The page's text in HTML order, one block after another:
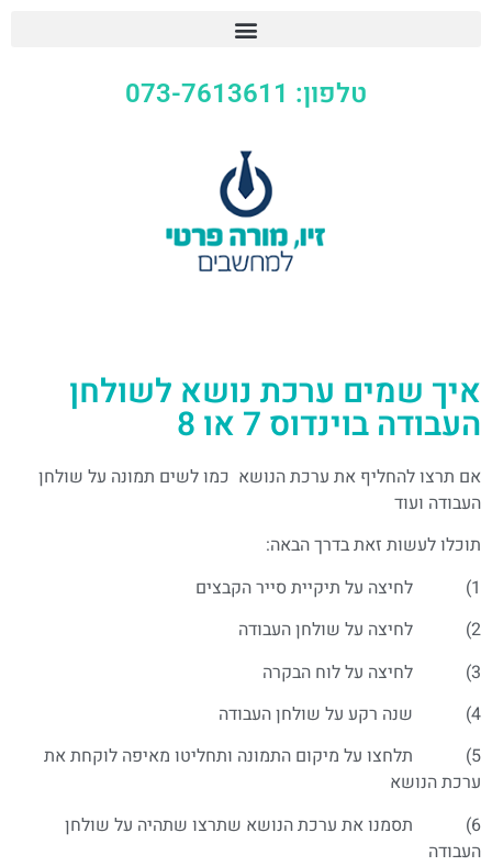
טלפון: 073-7613611
איך שמים ערכת נושא לשולחן
העבודה בוינדוס 7 או 8
אם תרצו להחליף את ערכת הנושא כמו לשים תמונה על שולחן
העבודה ועוד
תוכלו לעשות זאת בדרך הבאה:
1) לחיצה על תיקיית סייר הקבצים
2) לחיצה על שולחן העבודה
3) לחיצה על לוח הבקרה
4) שנה רקע על שולחן העבודה
5) תלחצו על מיקום התמונה ותחליטו מאיפה לוקחת את
ערכת הנושא
6) תסמנו את ערכת הנושא שתרצו שתהיה על שולחן
העבודה